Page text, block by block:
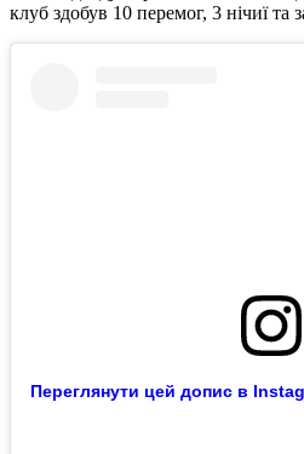
клуб здобув 10 перемог, 3 нічиї та
Переглянути цей допис в